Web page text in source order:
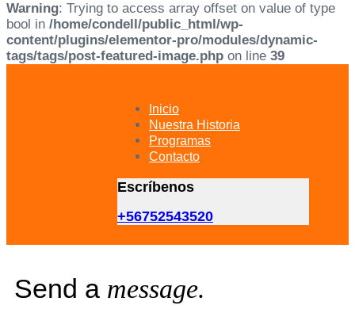
Warning: Trying to access array offset on value of type
bool in /home/condell/public_html/wp-
content/plugins/elementor-pro/modules/dynamic-
tags/tags/post-featured-image.php on line 39
Inicio
Nuestra Historia
Programas
Contacto
Escríbenos
+56752543520
Send a message.